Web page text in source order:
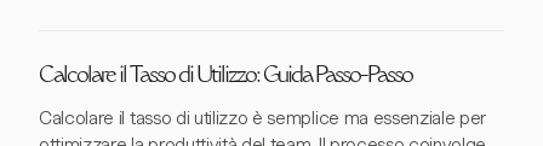
Calcolare il Tasso di Utilizzo: Guida Passo-Passo
Calcolare il tasso di utilizzo è semplice ma essenziale per